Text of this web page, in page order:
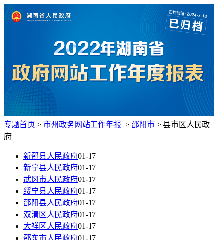
专题首页 > 市州政务网站工作年报 > 邵阳市 > 县市区人民政
府
新邵县人民政府01-17
新宁县人民政府01-17
武冈市人民政府01-17
绥宁县人民政府01-17
邵阳县人民政府01-17
双清区人民政府01-17
大祥区人民政府01-17
邵东市人民政府01-17